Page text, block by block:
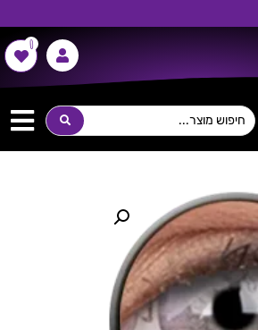
300 ש"ח!
0